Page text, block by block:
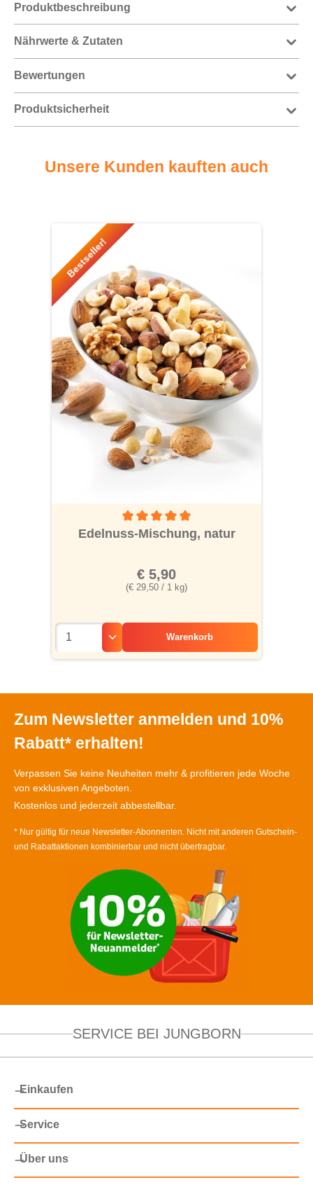
Produktbeschreibung
Nährwerte & Zutaten
Bewertungen
Produktsicherheit
Unsere Kunden kauften auch
Produktgalerie überspringen
Bestseller!
Durchschnittliche Bewertung von 5 von 5
Edelnuss-Mischung, natur
(€ 29,50 / 1 kg)
€ 5,90
Warenkorb
Zum Newsletter anmelden und 10%
Rabatt* erhalten!
Verpassen Sie keine Neuheiten mehr & profitieren jede Woche
von exklusiven Angeboten.
Kostenlos und jederzeit abbestellbar.
* Nur gültig für neue Newsletter-Abonnenten. Nicht mit anderen Gutschein-
und Rabattaktionen kombinierbar und nicht übertragbar.
SERVICE BEI JUNGBORN
Einkaufen
Service
Über uns